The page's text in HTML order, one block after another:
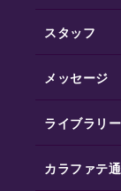
スタッフ
メッセージ
ライブラリー
カラファテ